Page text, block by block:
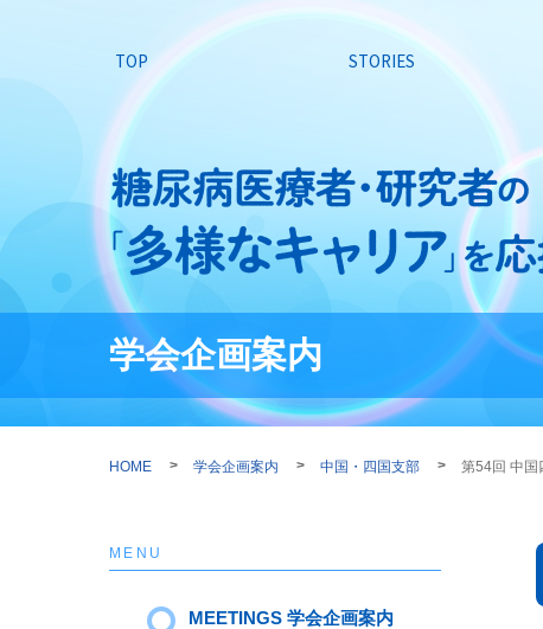
TOP STORIES
学会企画案内
MENU
MEETINGS 学会企画案内
HOME 学会企画案内 中国・四国支部 第54回 中国